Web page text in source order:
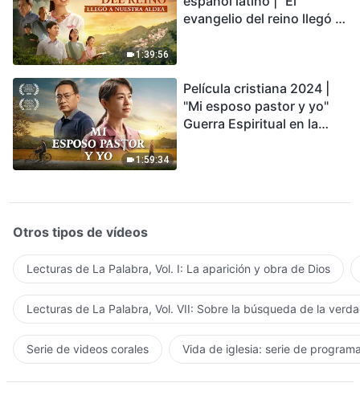
1:39:56
evangelio del reino llegó a
1:59:34
Película cristiana 2024 |
"Mi esposo pastor y yo"
Guerra Espiritual en la
Otros tipos de vídeos
Lecturas de La Palabra, Vol. I: La aparición y obra de Dios
Lecturas de La Palabra, Vol. VII: Sobre la búsqueda de la
Serie de videos corales Vida de iglesia: serie de